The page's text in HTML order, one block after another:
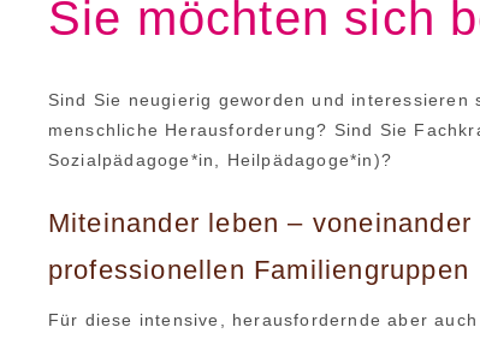
Sie möchten sich
Sind Sie neugierig geworden und interessieren
menschliche Herausforderung? Sind Sie
Sozialpädagoge*in, Heilpädagoge*in)?
Miteinander leben – voneinander
professionellen Familiengruppen
Für diese intensive, herausfordernde aber